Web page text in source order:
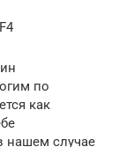
по
как
нашем случае